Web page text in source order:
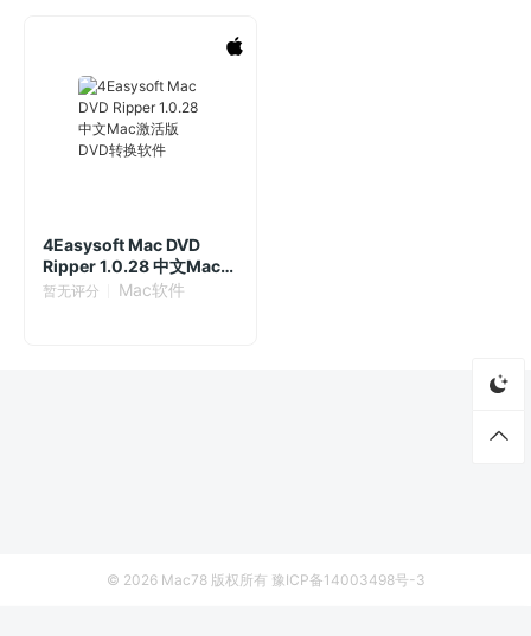
4Easysoft Mac DVD
Ripper 1.0.28 中文Mac激
活版 DVD转换软件
暂无评分 Mac软件
© 2026 Mac78版权所有 豫ICP备14003498号-3